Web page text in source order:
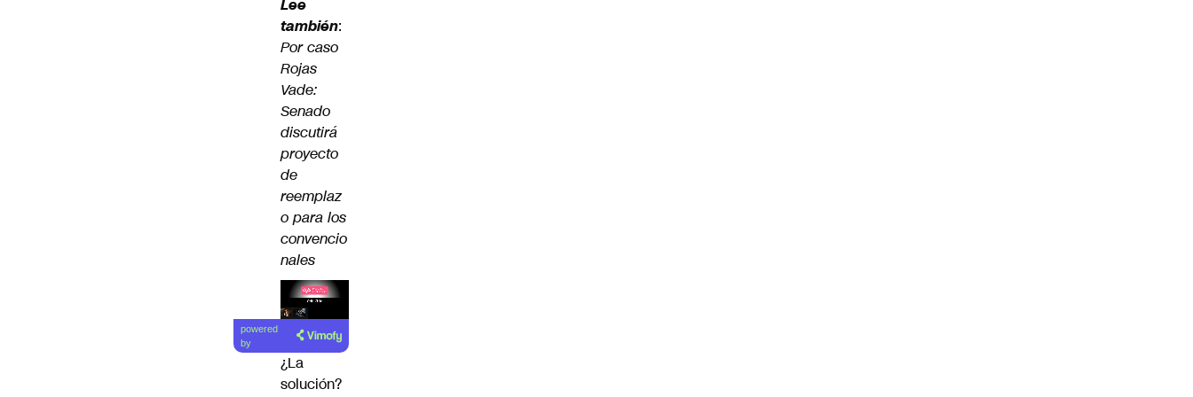
Lee
también:
Por caso
Rojas
Vade:
Senado
discutirá
proyecto
de
reemplaz
o para los
convencio
nales
Lea el
artículo
powered
by
¿La
solución?